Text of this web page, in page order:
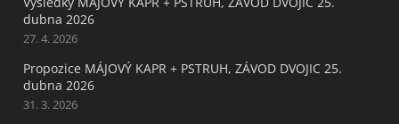
dubna 2026
27. 4. 2026
Propozice MÁJOVÝ KAPR + PSTRUH, ZÁVOD DVOJIC 25.
dubna 2026
31. 3. 2026